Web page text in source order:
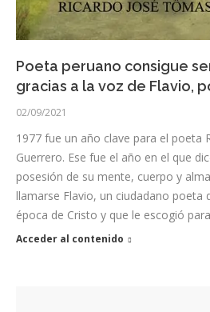
Poeta peruano consigue
gracias a la voz de Flavio,
02/09/2021
1977 fue un año clave para el poeta
Guerrero. Ese fue el año en el que
posesión de su mente, cuerpo y
llamarse Flavio, un ciudadano poeta
época de Cristo y que le escogió
Acceder al contenido